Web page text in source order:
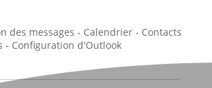
des messages - Calendrier - Contacts
- Configuration d'Outlook